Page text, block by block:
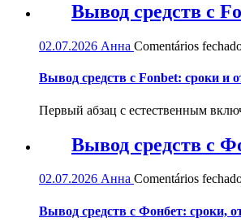
Вывод средств с
02.07.2026 Анна Comentários
Вывод средств с Fonbet: сроки и
Первый абзац с естественным
Вывод средств с
02.07.2026 Анна Comentários
Вывод средств с Фонбет: сроки,